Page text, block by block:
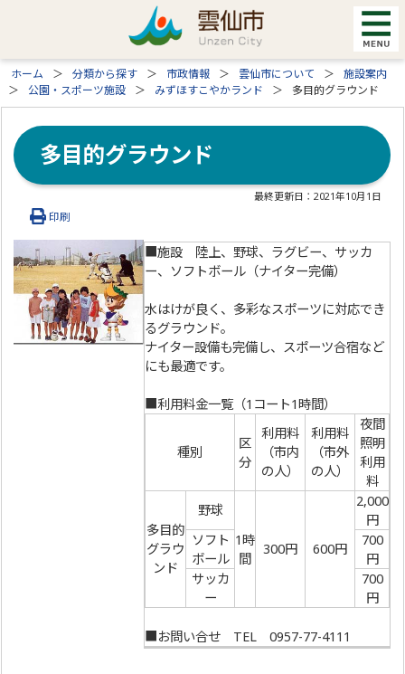
ホーム 分類から探す 市政情報 雲仙市について
施設案内
公園・スポーツ施設
みずほすこやかランド 多目的グラウンド
多目的グラウンド
最終更新日：2021年10月1日
印刷
■施設 陸上、野球、ラグビー、サッカ
ー、ソフトボール（ナイター完備）
水はけが良く、多彩なスポーツに対応でき
るグラウンド。
ナイター設備も完備し、スポーツ合宿など
にも最適です。
■利用料金一覧（1コート1時間）
種別
区
分
利用料
（市内
の人）
利用料
（市外
の人）
夜間
照明
利用
料
多目的
グラウ
ンド
野球
1時
間
300円 600円
2,000
円
ソフト
ボール
700
円
サッカ
ー
700
円
■お問い合せ TEL 0957-77-4111